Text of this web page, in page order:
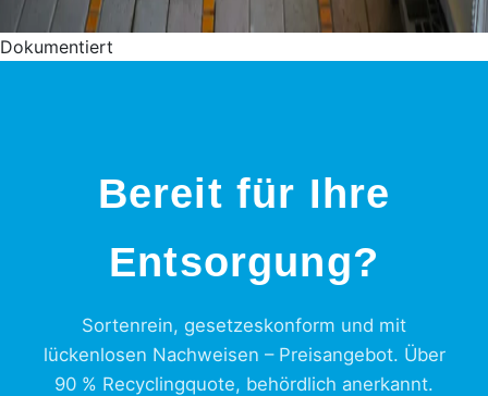
Dokumentiert
Bereit für Ihre
Entsorgung?
Sortenrein, gesetzeskonform und mit
lückenlosen Nachweisen – Preisangebot. Über
90 % Recyclingquote, behördlich anerkannt.